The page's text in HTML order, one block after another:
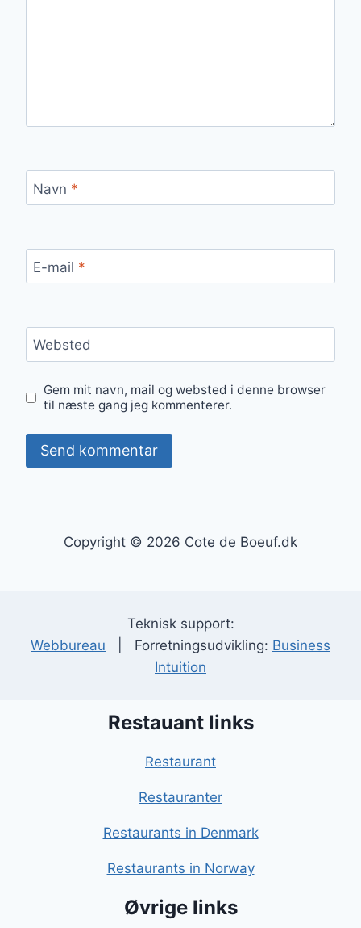
Navn *
E-mail *
Websted
Gem mit navn, mail og websted i denne browser
til næste gang jeg kommenterer.
Copyright © 2026 Cote de Boeuf.dk
Teknisk support:
Webbureau | Forretningsudvikling: Business
Intuition
Restauant links
Restaurant
Restauranter
Restaurants in Denmark
Restaurants in Norway
Øvrige links